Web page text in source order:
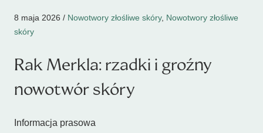
8 maja 2026 / Nowotwory złośliwe skóry, Nowotwory złośliwe
skóry
Rak Merkla: rzadki i groźny
nowotwór skóry
Informacja prasowa